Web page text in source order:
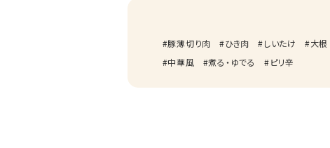
豚薄切り肉 ひき肉 しいたけ 大根
中華風
煮る・ゆでる ピリ辛